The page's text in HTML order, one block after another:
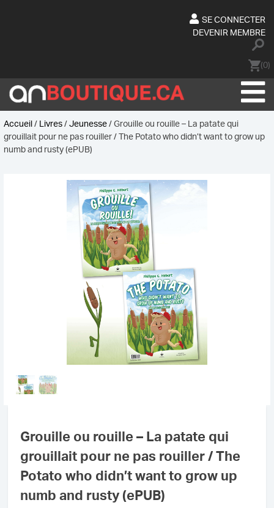
SE CONNECTER
DEVENIR MEMBRE
(0)
Accueil/ Livres/Jeunesse/ Grouille ou rouille – La patate qui
grouillait pour ne pas rouiller / The Potato who didn’t want to grow up
numb and rusty (ePUB)
Grouille ou rouille – La patate qui
grouillait pour ne pas rouiller / The
Potato who didn’t want to grow up
numb and rusty (ePUB)